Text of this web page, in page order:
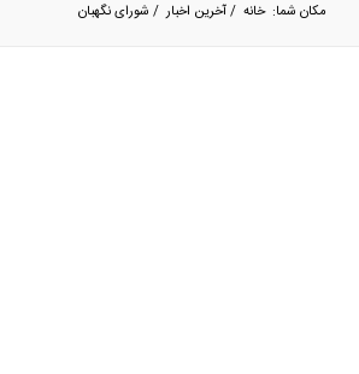
مکان شما: خانه /آخرین اخبار / شورای نگهبان